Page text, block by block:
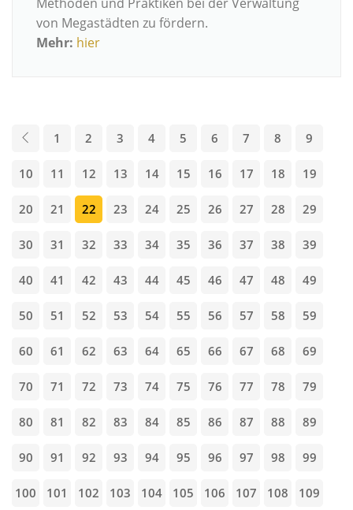
von Megastädten zu fördern.
Mehr: hier
1 2 3 4 5 6 7 8 9
10 11 12 13 14 15 16 17 18 19
20 21 22 23 24 25 26 27 28 29
30 31 32 33 34 35 36 37 38 39
40 41 42 43 44 45 46 47 48 49
50 51 52 53 54 55 56 57 58 59
60 61 62 63 64 65 66 67 68 69
70 71 72 73 74 75 76 77 78 79
80 81 82 83 84 85 86 87 88 89
90 91 92 93 94 95 96 97 98 99
100 101 102 103 104 105 106 107 108 109